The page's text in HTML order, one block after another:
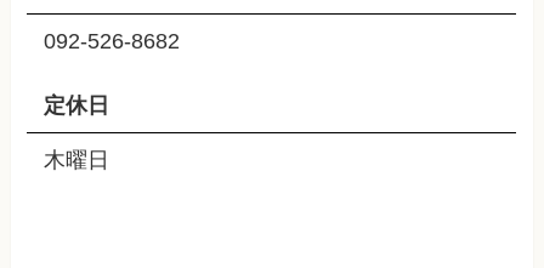
092-526-8682
定休日
木曜日